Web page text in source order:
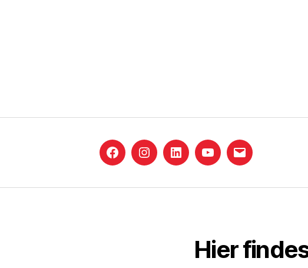
FacebookInstagramLinkedInYouTube
E-
Hier